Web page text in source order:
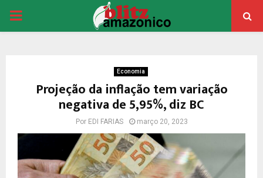
PRIMARY
Economia
Projeção da inflação tem variação
negativa de 5,95%, diz BC
Por EDI FARIAS março 20, 2023